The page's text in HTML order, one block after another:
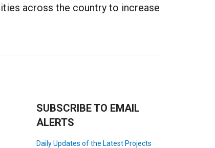
across the country to increase
SUBSCRIBE TO EMAIL
ALERTS
Daily Updates of the Latest Projects